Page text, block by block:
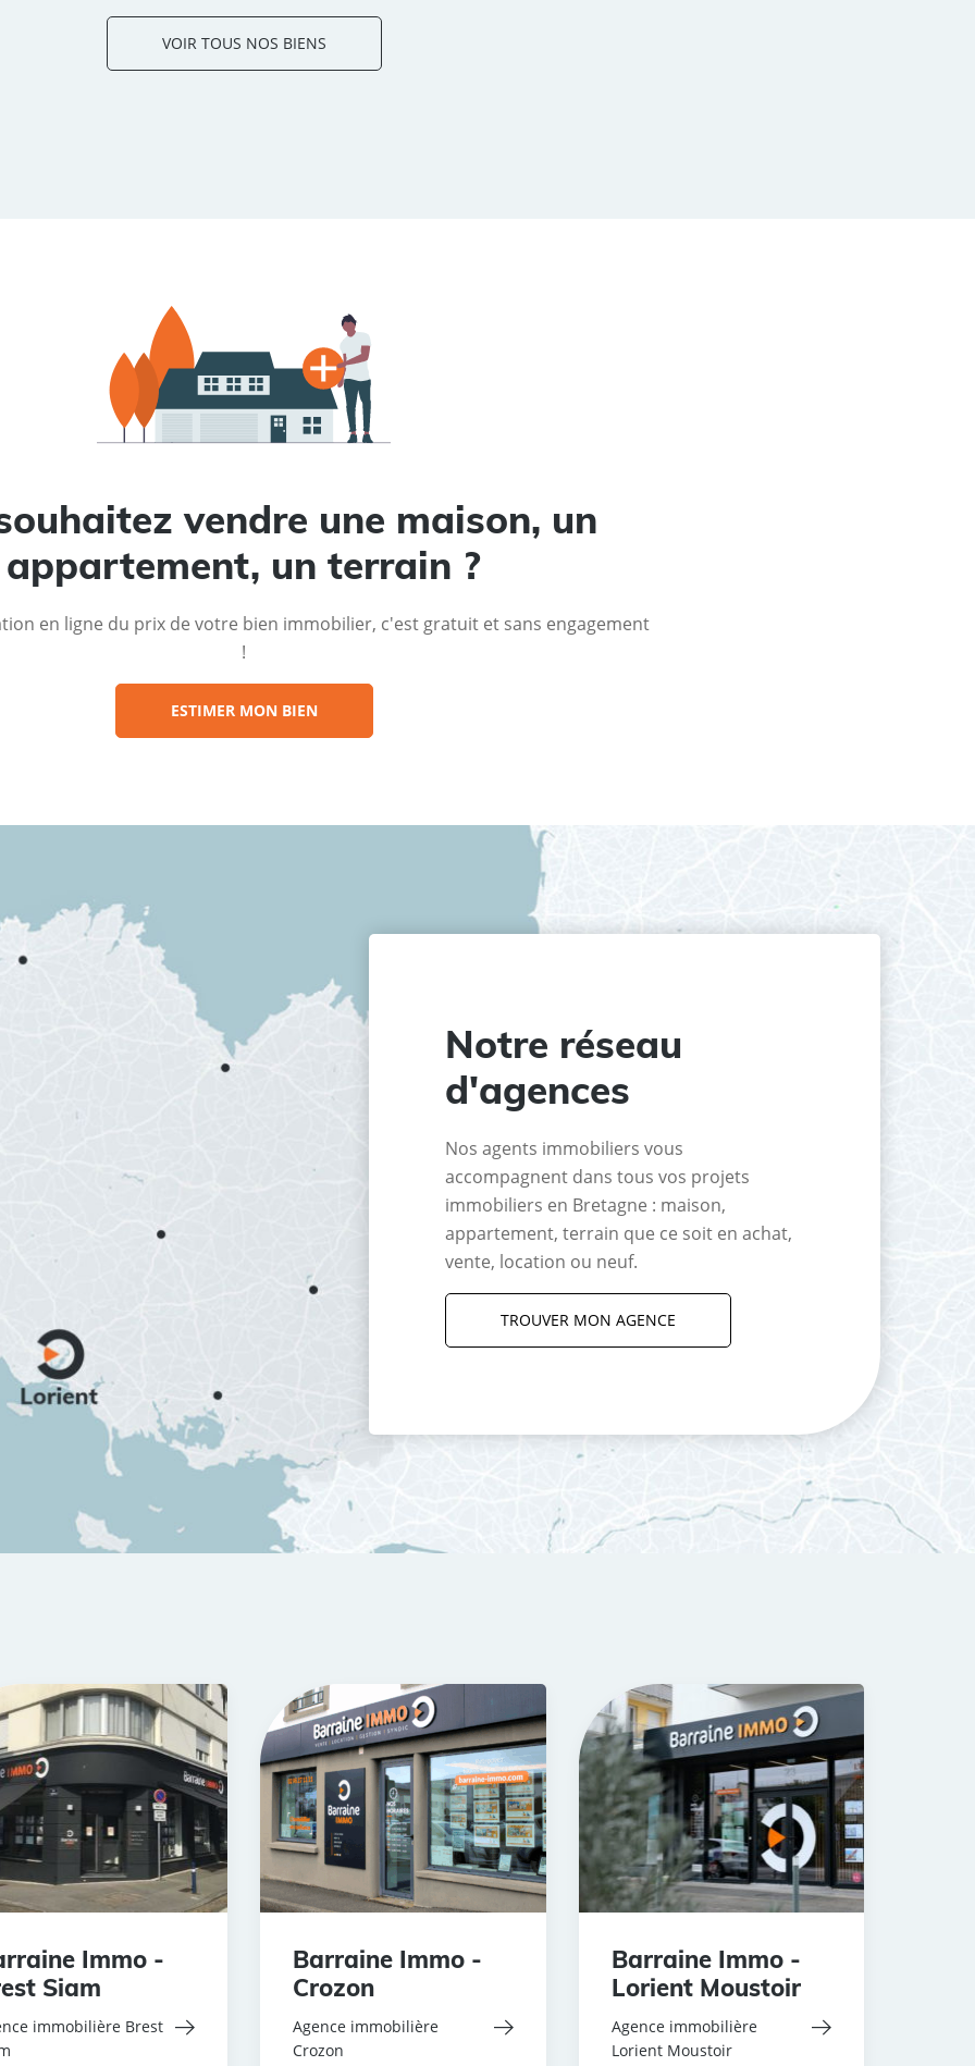
VOIR TOUS NOS BIENS
vendre une maison, un
appartement, un terrain ?
en ligne du prix de votre bien immobilier, c'est gratuit et sans engagement
!
ESTIMER MON BIEN
Notre réseau
d'agences
Nos agents immobiliers vous
accompagnent dans tous vos projets
immobiliers en Bretagne : maison,
appartement, terrain que ce soit en achat,
vente, location ou neuf.
TROUVER MON AGENCE
Immo -
Siam
immobilière Brest
Barraine Immo -
Crozon
Agence immobilière
Crozon
Barraine Immo -
Lorient Moustoir
Agence immobilière
Lorient Moustoir